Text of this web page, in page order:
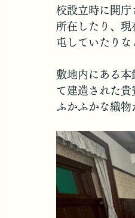
校設立時に開庁
所在したり、
屯していたりな
敷地内にある本
て建造された貴
ふかふかな織物